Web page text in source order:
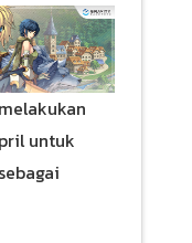
untuk